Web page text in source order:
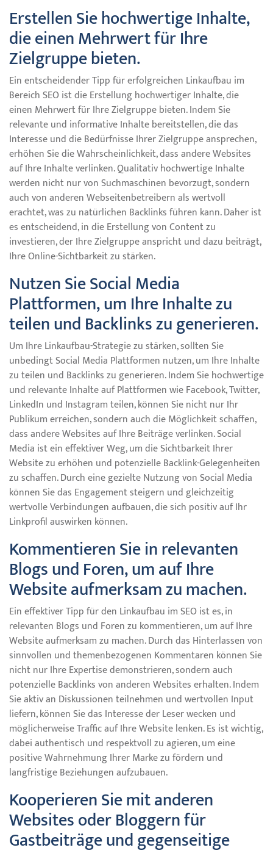
Erstellen Sie hochwertige Inhalte,
die einen Mehrwert für Ihre
Zielgruppe bieten.
Ein entscheidender Tipp für erfolgreichen Linkaufbau im
Bereich SEO ist die Erstellung hochwertiger Inhalte, die
einen Mehrwert für Ihre Zielgruppe bieten. Indem Sie
relevante und informative Inhalte bereitstellen, die das
Interesse und die Bedürfnisse Ihrer Zielgruppe ansprechen,
erhöhen Sie die Wahrscheinlichkeit, dass andere Websites
auf Ihre Inhalte verlinken. Qualitativ hochwertige Inhalte
werden nicht nur von Suchmaschinen bevorzugt, sondern
auch von anderen Webseitenbetreibern als wertvoll
erachtet, was zu natürlichen Backlinks führen kann. Daher ist
es entscheidend, in die Erstellung von Content zu
investieren, der Ihre Zielgruppe anspricht und dazu beiträgt,
Ihre Online-Sichtbarkeit zu stärken.
Nutzen Sie Social Media
Plattformen, um Ihre Inhalte zu
teilen und Backlinks zu generieren.
Um Ihre Linkaufbau-Strategie zu stärken, sollten Sie
unbedingt Social Media Plattformen nutzen, um Ihre Inhalte
zu teilen und Backlinks zu generieren. Indem Sie hochwertige
und relevante Inhalte auf Plattformen wie Facebook, Twitter,
LinkedIn und Instagram teilen, können Sie nicht nur Ihr
Publikum erreichen, sondern auch die Möglichkeit schaffen,
dass andere Websites auf Ihre Beiträge verlinken. Social
Media ist ein effektiver Weg, um die Sichtbarkeit Ihrer
Website zu erhöhen und potenzielle Backlink-Gelegenheiten
zu schaffen. Durch eine gezielte Nutzung von Social Media
können Sie das Engagement steigern und gleichzeitig
wertvolle Verbindungen aufbauen, die sich positiv auf Ihr
Linkprofil auswirken können.
Kommentieren Sie in relevanten
Blogs und Foren, um auf Ihre
Website aufmerksam zu machen.
Ein effektiver Tipp für den Linkaufbau im SEO ist es, in
relevanten Blogs und Foren zu kommentieren, um auf Ihre
Website aufmerksam zu machen. Durch das Hinterlassen von
sinnvollen und themenbezogenen Kommentaren können Sie
nicht nur Ihre Expertise demonstrieren, sondern auch
potenzielle Backlinks von anderen Websites erhalten. Indem
Sie aktiv an Diskussionen teilnehmen und wertvollen Input
liefern, können Sie das Interesse der Leser wecken und
möglicherweise Traffic auf Ihre Website lenken. Es ist wichtig,
dabei authentisch und respektvoll zu agieren, um eine
positive Wahrnehmung Ihrer Marke zu fördern und
langfristige Beziehungen aufzubauen.
Kooperieren Sie mit anderen
Websites oder Bloggern für
Gastbeiträge und gegenseitige